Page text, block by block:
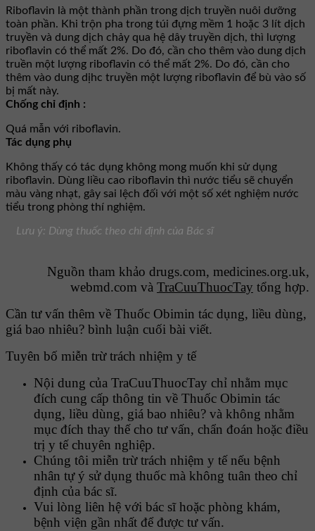
Riboflavin là một thành phần trong dịch truyền nuôi dưỡng
toàn phần. Khi trộn pha trong túi đựng mềm 1 hoặc 3 lít dịch
truyền và dung dịch chảy qua hệ dây truyền dịch, thì lượng
riboflavin có thể mất 2%. Do đó, cần cho thêm vào dung dịch
truền một lượng riboflavin có thể mất 2%. Do đó, cần cho
thêm vào dung dịhc truyền một lượng riboflavin để bù vào số
bị mất này.
Chống chỉ định :
Quá mẫn với riboflavin.
Tác dụng phụ
Không thấy có tác dụng không mong muốn khi sử dụng
riboflavin. Dùng liều cao riboflavin thì nước tiểu sẽ chuyển
màu vàng nhạt, gây sai lệch đối với một số xét nghiệm nước
tiểu trong phòng thí nghiệm.
Lưu ý: Dùng thuốc theo chỉ định của Bác sĩ
Nguồn tham khảo drugs.com, medicines.org.uk,
webmd.com và TraCuuThuocTay tổng hợp.
Cần tư vấn thêm về Thuốc Obimin tác dụng, liều dùng,
giá bao nhiêu? bình luận cuối bài viết.
Tuyên bố miễn trừ trách nhiệm y tế
Nội dung của TraCuuThuocTay chỉ nhằm mục
đích cung cấp thông tin về Thuốc Obimin tác
dụng, liều dùng, giá bao nhiêu? và không nhằm
mục đích thay thế cho tư vấn, chẩn đoán hoặc điều
trị y tế chuyên nghiệp.
Chúng tôi miễn trừ trách nhiệm y tế nếu bệnh
nhân tự ý sử dụng thuốc mà không tuân theo chỉ
định của bác sĩ.
Vui lòng liên hệ với bác sĩ hoặc phòng khám,
bệnh viện gần nhất để được tư vấn.